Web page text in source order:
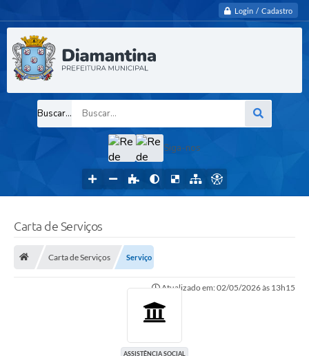
Login / Cadastro
Buscar...
Siga-nos
Carta de Serviços
Carta de Serviços Serviço
Atualizado em: 02/05/2026 às 13h15
ASSISTÊNCIA SOCIAL